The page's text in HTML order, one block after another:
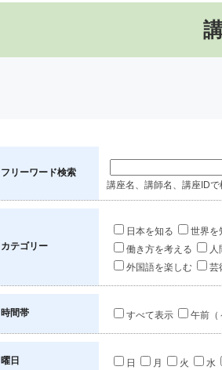
フリーワード検索
講座名、講師名、講座IDで
カテゴリー
日本を知る
世界を
働き方を考える
人
外国語を楽しむ
芸
時間帯 すべて表示 午前（
曜日 日 月 火 水